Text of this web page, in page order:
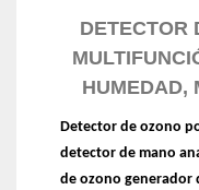
DETECTOR
HUMEDAD,
Detector de ozono
detector de mano
de ozono generador